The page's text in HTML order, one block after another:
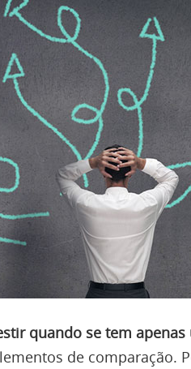
quando se tem apenas
de comparação.